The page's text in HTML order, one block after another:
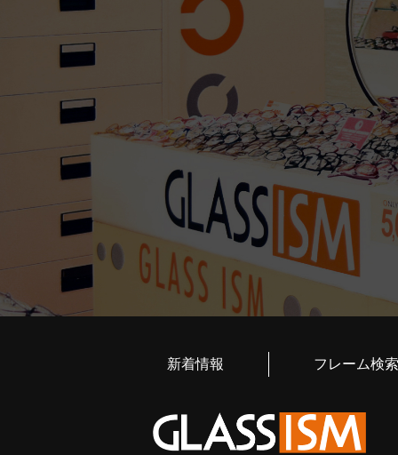
新着情報 フレーム検索